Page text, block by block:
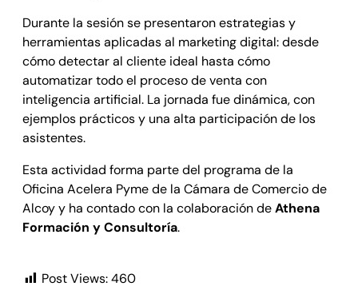
Durante la sesión se presentaron estrategias y
herramientas aplicadas al marketing digital: desde
cómo detectar al cliente ideal hasta cómo
automatizar todo el proceso de venta con
inteligencia artificial. La jornada fue dinámica, con
ejemplos prácticos y una alta participación de los
asistentes.
Esta actividad forma parte del programa de la
Oficina Acelera Pyme de la Cámara de Comercio de
Alcoy y ha contado con la colaboración deAthena
Formación y Consultoría.
Post Views:460